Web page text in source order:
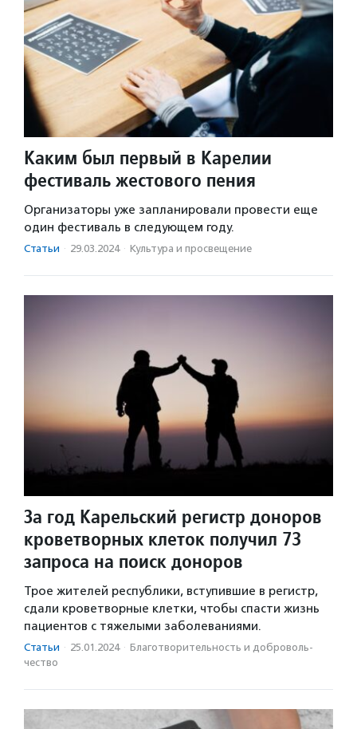
Каким был первый в Карелии
фестиваль жестового пения
Организаторы уже запланировали провести еще
один фестиваль в следующем году.
Статьи · 29.03.2024 · Культура и просвещение
За год Карельский регистр доноров
кроветворных клеток получил 73
запроса на поиск доноров
Трое жителей республики, вступившие в регистр,
сдали кроветворные клетки, чтобы спасти жизнь
пациентов с тяжелыми заболеваниями.
Статьи · 25.01.2024 · Благотвори­тель­ность и доброволь­
чест­во